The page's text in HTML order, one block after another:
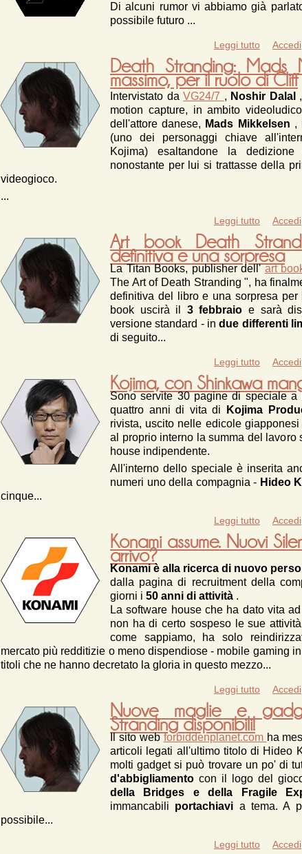
Di alcuni rumor vi abbiamo già
possibile futuro ...
Leggi tutto suAccedi
Death Stranding: Mads
massimo, per il ruolo di Cliff
Intervistato daVG24/7 , Noshir Dalal
motion capture, in ambito
dell'attore danese, Mads Mikkelsen ,
(uno dei personaggi chiave
Kojima) esaltandone la
nonostante per lui si trattasse della
videogioco.
...
Leggi tutto
su
Accedi
Art book Death
definitiva e una sorpresa
La Titan Books, publisher dell'art
The Art of Death Stranding ", ha
definitiva del libro e una sorpresa
book uscirà il 3 febbraio e sarà
versione standard - indue differenti
di seguito...
Leggi tutto
su Art
Accedi
Kojima, con Shinkawa
Sono servite 30 pagine di speciale a
quattro anni di vita di
Kojima
rivista, uscito nelle edicole
al proprio interno la summa del lavoro
house indipendente.
All'interno dello speciale è inserita
numeri uno della compagnia - Hideo
cinque...
Leggi tutto suAccedi
Konami assume. Nuovi
arrivo?
Konami è alla ricerca di nuovo
dalla pagina di recruitment della
giorni i 50 anni di attività .
La software house che ha dato vita
non ha di certo sospeso le sue
come sappiamo, ha solo
mercato più redditizie o meno dispendiose - mobile gaming
titoli che ne hanno decretato la gloria in questo mezzo...
Leggi tutto
su
Accedi
Nuove maglie e
Stranding disponibili!
Il sito webforbiddenplanet.com ha
articoli legati all'ultimo titolo di Hideo
molti gadget si può trovare un po' di
d'abbigliamentocon il logo del
della Bridges e della Fragile
immancabili portachiavi a tema. A
possibile...
Leggi tutto
suAccedi